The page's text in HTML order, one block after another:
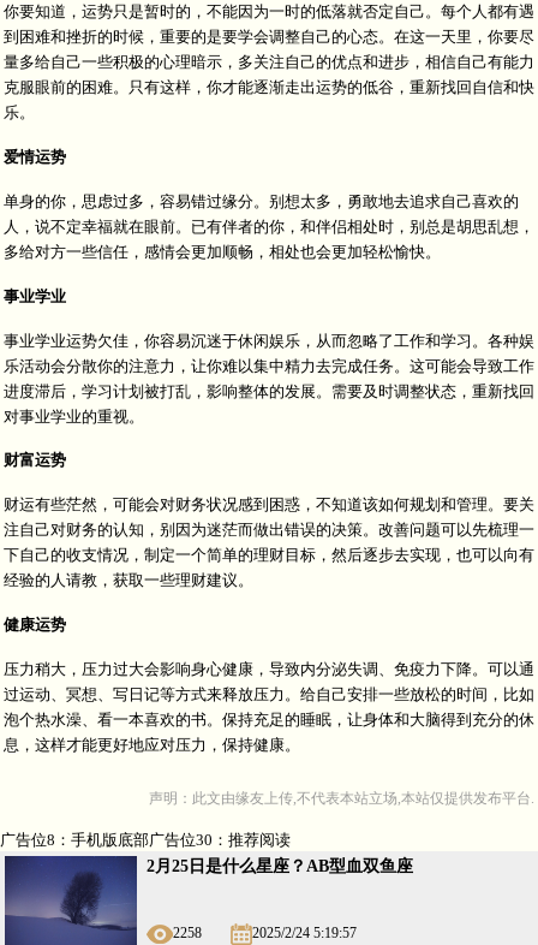
你要知道，运势只是暂时的，不能因为一时的低落就否定自己。每个人都有遇
到困难和挫折的时候，重要的是要学会调整自己的心态。在这一天里，你要尽
量多给自己一些积极的心理暗示，多关注自己的优点和进步，相信自己有能力
克服眼前的困难。只有这样，你才能逐渐走出运势的低谷，重新找回自信和快
乐。
爱情运势
单身的你，思虑过多，容易错过缘分。别想太多，勇敢地去追求自己喜欢的
人，说不定幸福就在眼前。已有伴者的你，和伴侣相处时，别总是胡思乱想，
多给对方一些信任，感情会更加顺畅，相处也会更加轻松愉快。
事业学业
事业学业运势欠佳，你容易沉迷于休闲娱乐，从而忽略了工作和学习。各种娱
乐活动会分散你的注意力，让你难以集中精力去完成任务。这可能会导致工作
进度滞后，学习计划被打乱，影响整体的发展。需要及时调整状态，重新找回
对事业学业的重视。
财富运势
财运有些茫然，可能会对财务状况感到困惑，不知道该如何规划和管理。要关
注自己对财务的认知，别因为迷茫而做出错误的决策。改善问题可以先梳理一
下自己的收支情况，制定一个简单的理财目标，然后逐步去实现，也可以向有
经验的人请教，获取一些理财建议。
健康运势
压力稍大，压力过大会影响身心健康，导致内分泌失调、免疫力下降。可以通
过运动、冥想、写日记等方式来释放压力。给自己安排一些放松的时间，比如
泡个热水澡、看一本喜欢的书。保持充足的睡眠，让身体和大脑得到充分的休
息，这样才能更好地应对压力，保持健康。
声明：此文由缘友 上传,不代表本站立场,本站仅提供发布平台.
广告位8：手机版底部广告位30：推荐阅读
2月25日是什么星座？AB型血双鱼座
2258 2025/2/24 5:19:57